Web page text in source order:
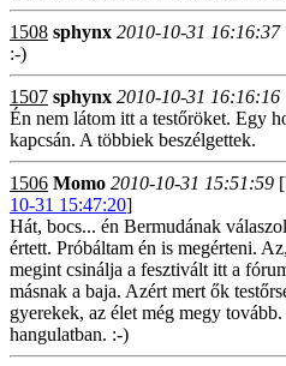
1508 sphynx 2010-10-31 16:16:37
:-)
1507 sphynx 2010-10-31 16:16:16
Én nem látom itt a testőröket. Egy
kapcsán. A többiek beszélgettek.
1506 Momo 2010-10-31 15:51:59
10-31 15:47:20]
Hát, bocs... én Bermudának
értett. Próbáltam én is megérteni.
megint csinálja a fesztivált itt a
másnak a baja. Azért mert ők
gyerekek, az élet még megy
hangulatban. :-)